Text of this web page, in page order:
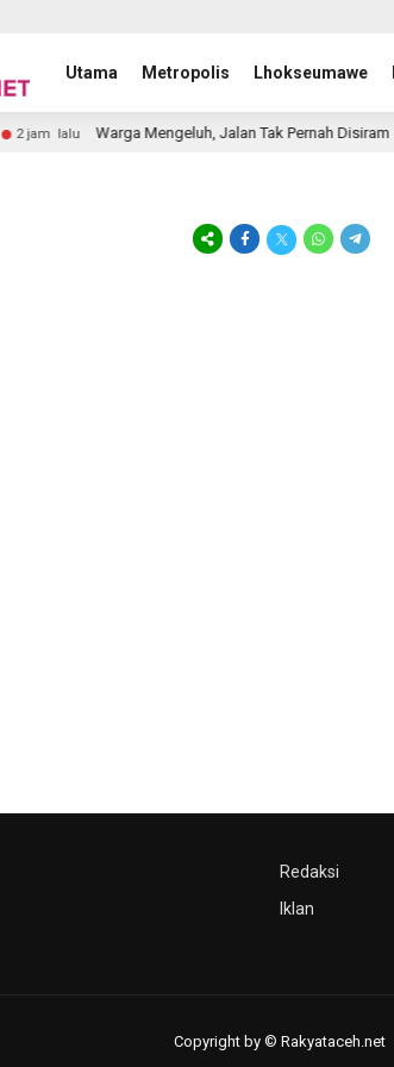
Utama Metropolis Lhokseumawe
2 jam lalu Warga Mengeluh, Jalan Tak Pernah Disiram
Redaksi
Iklan
Copyright by © Rakyataceh.net